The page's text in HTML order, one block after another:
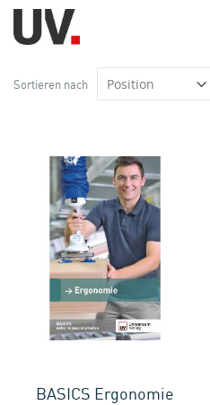
Sortieren nach
BASICS Ergonomie